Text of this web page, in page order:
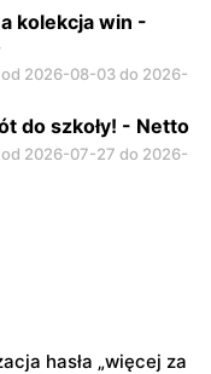
kolekcja win -
od 2026-08-03 do 2026-
do szkoły! - Netto
od 2026-07-27 do 2026-
hasła „więcej za